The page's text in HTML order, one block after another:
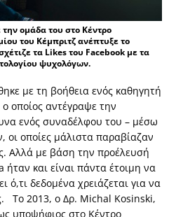
ομάδα του στο Κέντρο
του Κέμπριτζ ανέπτυξε το
τα Likes του Facebook με τα
ψυχολόγων.
με τη βοήθεια ενός καθηγητή
οποίος αντέγραψε την
ενός συναδέλφου του – μέσω
οποίες μάλιστα παραβίαζαν
Αλλά με βάση την προέλευσή
και είναι πάντα έτοιμη να
ό,τι δεδομένα χρειάζεται για να
Το 2013, ο Δρ. Michal Kosinski,
υποψήφιος στο Κέντρο